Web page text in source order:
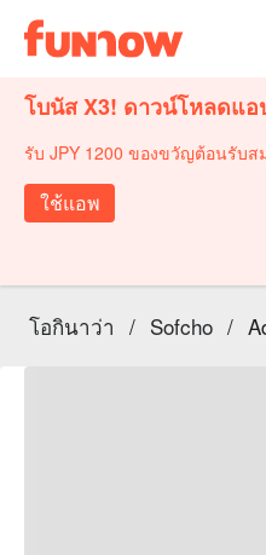
โบนัส X3! ดาวน์โหลดแ
รับ JPY 1200 ของขวัญต้อนรับส
ใช้แอพ
โอกินาว่า / Sofcho /